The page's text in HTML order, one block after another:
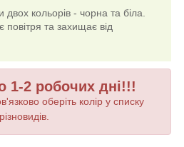
кольорів - чорна та біла.
повітря та захищає від
1-2 робочих дні!!!
оберіть колір у списку
різновидів.